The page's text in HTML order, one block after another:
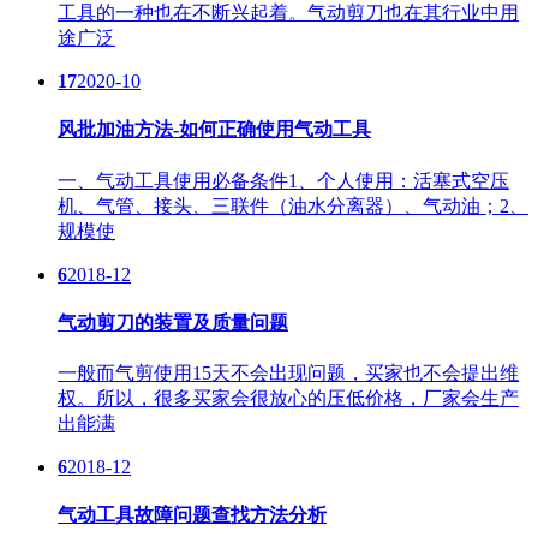
工具的一种也在不断兴起着。气动剪刀也在其行业中用
途广泛
172020-10
风批加油方法-如何正确使用气动工具
一、气动工具使用必备条件1、个人使用：活塞式空压
机、气管、接头、三联件（油水分离器）、气动油；2、
规模使
62018-12
气动剪刀的装置及质量问题
一般而气剪使用15天不会出现问题，买家也不会提出维
权。所以，很多买家会很放心的压低价格，厂家会生产
出能满
62018-12
气动工具故障问题查找方法分析